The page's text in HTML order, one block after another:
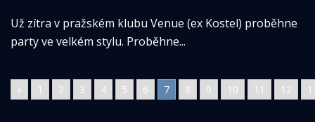
Už zítra v pražském klubu Venue (ex Kostel) proběhne
party ve velkém stylu. Proběhne...
« 1 2 3 4 5 6 7 8 9 10 11 12